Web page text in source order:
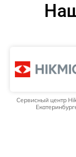
Сервисный центр